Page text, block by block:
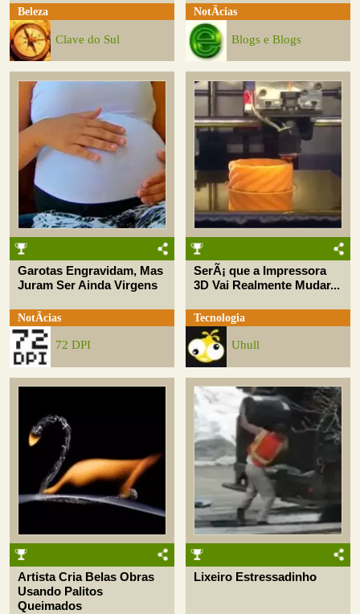
Beleza
Clave do Sul
NotÃ­cias
Blogs e Blogs
Garotas Engravidam, Mas
Juram Ser Ainda Virgens
NotÃ­cias
72 DPI
SerÃ¡ que a Impressora
3D Vai Realmente Mudar...
Tecnologia
Uhull
Artista Cria Belas Obras
Usando Palitos
Queimados
Lixeiro Estressadinho